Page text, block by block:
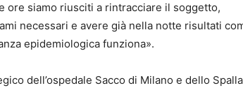
ore siamo riusciti a rintracciare il soggetto,
necessari e avere già nella notte risultati
epidemiologica funziona».
dell’ospedale Sacco di Milano e dello